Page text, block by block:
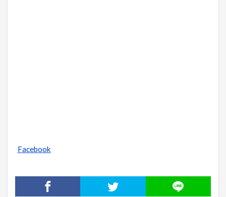
Facebook